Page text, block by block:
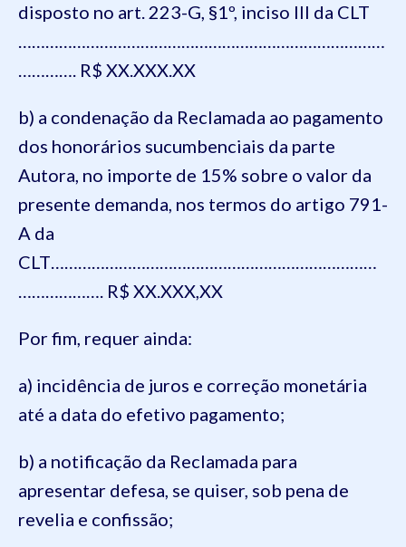
disposto no art. 223-G, §1º, inciso III da CLT
………………………………………………………………………
…………. R$ XX.XXX.XX
b) a condenação da Reclamada ao pagamento
dos honorários sucumbenciais da parte
Autora, no importe de 15% sobre o valor da
presente demanda, nos termos do artigo 791-
A da
CLT………………………………………………………………
………………. R$ XX.XXX,XX
Por fim, requer ainda:
a) incidência de juros e correção monetária
até a data do efetivo pagamento;
b) a notificação da Reclamada para
apresentar defesa, se quiser, sob pena de
revelia e confissão;